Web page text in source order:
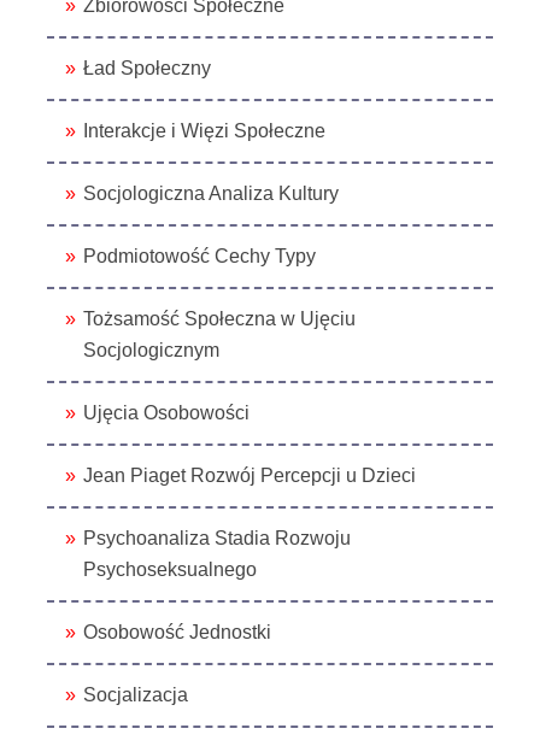
Zbiorowości Społeczne
Ład Społeczny
Interakcje i Więzi Społeczne
Socjologiczna Analiza Kultury
Podmiotowość Cechy Typy
Tożsamość Społeczna w Ujęciu
Socjologicznym
Ujęcia Osobowości
Jean Piaget Rozwój Percepcji u Dzieci
Psychoanaliza Stadia Rozwoju
Psychoseksualnego
Osobowość Jednostki
Socjalizacja